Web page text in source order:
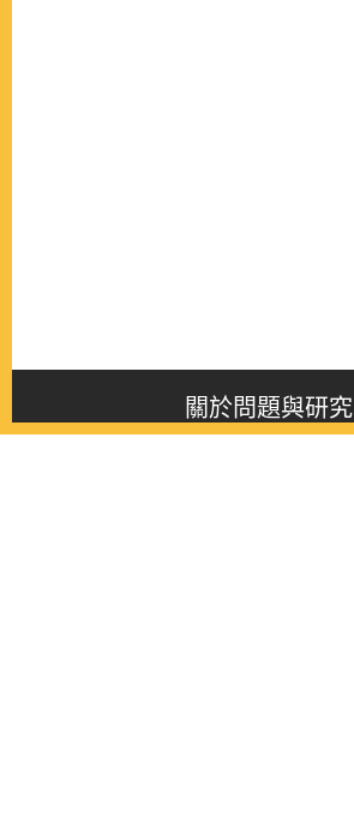
關於問題與研究
About this journal